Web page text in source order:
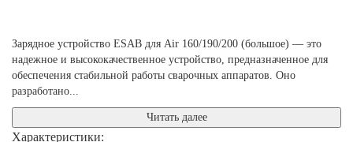
Зарядное устройство ESAB для Air 160/190/200 (большое) — это
надежное и высококачественное устройство, предназначенное для
обеспечения стабильной работы сварочных аппаратов. Оно
разработано...
Читать далее
Характеристики: